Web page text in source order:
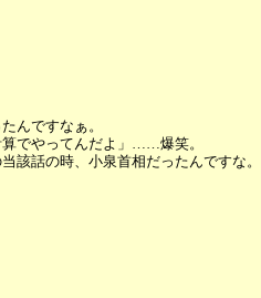
んですなぁ。
でやってんだよ」……爆笑。
該話の時、小泉首相だったんですな